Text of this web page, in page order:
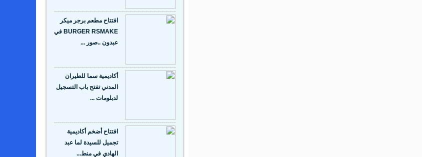
افتتاح مطعم برجر ميكر
BURGER RSMAKE في
عبدون ..صور ...
أكاديمية سما للطيران
المدني تفتح باب التسجيل
لدبلومات ...
افتتاح أضخم أكاديمية
تجميل للسيدة لما عبد
الهادي في منط...